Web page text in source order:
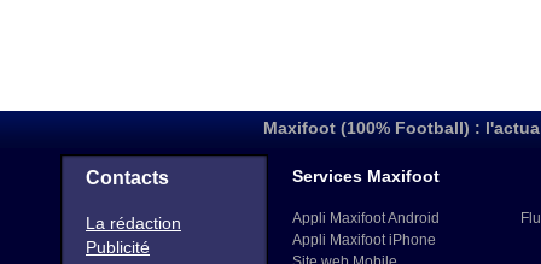
Maxifoot (100% Football) :
Contacts
La rédaction
Publicité
Services Maxifoot
Appli Maxifoot Android
Appli Maxifoot iPhone